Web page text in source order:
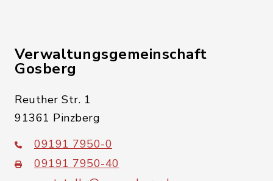
Verwaltungsgemeinschaft
Gosberg
Reuther Str. 1
91361 Pinzberg
09191 7950-0
09191 7950-40